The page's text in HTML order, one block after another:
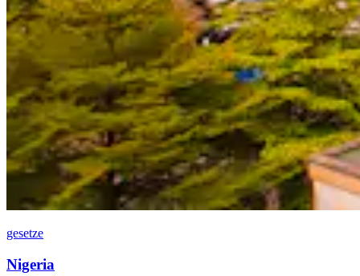
gesetze
Nigeria